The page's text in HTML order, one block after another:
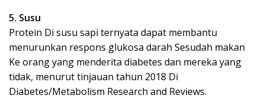
5. Susu
Protein Di susu sapi ternyata dapat membantu
menurunkan respons glukosa darah Sesudah makan
Ke orang yang menderita diabetes dan mereka yang
tidak, menurut tinjauan tahun 2018 Di
Diabetes/Metabolism Research and Reviews.